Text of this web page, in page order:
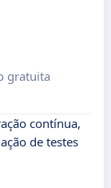
gratuita
contínua,
de testes